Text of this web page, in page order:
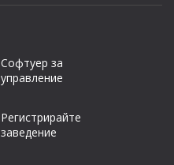
Софтуер за
управление
Регистрирайте
заведение